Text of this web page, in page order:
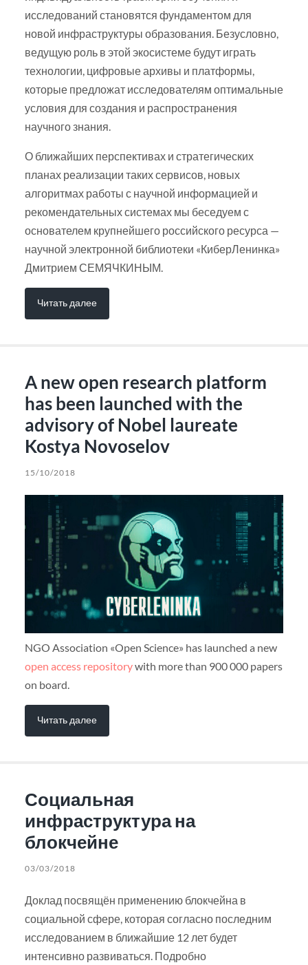
исследований становятся фундаментом для
новой инфраструктуры образования. Безусловно,
ведущую роль в этой экосистеме будут играть
технологии, цифровые архивы и платформы,
которые предложат исследователям оптимальные
условия для создания и распространения
научного знания.
О ближайших перспективах и стратегических
планах реализации таких сервисов, новых
алгоритмах работы с научной информацией и
рекомендательных системах мы беседуем с
основателем крупнейшего российского ресурса —
научной электронной библиотеки «КиберЛенинка»
Дмитрием СЕМЯЧКИНЫМ.
Читать далее
A new open research platform
has been launched with the
advisory of Nobel laureate
Kostya Novoselov
15/10/2018
NGO Association «Open Science» has launched a new
open access repositorywith more than 900 000 papers
on board.
Читать далее
Социальная
инфраструктура на
блокчейне
03/03/2018
Доклад посвящён применению блокчейна в
социальной сфере, которая согласно последним
исследованием в ближайшие 12 лет будет
интенсивно развиваться. Подробно